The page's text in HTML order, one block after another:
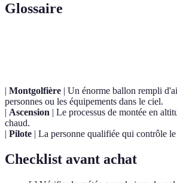
Glossaire
| Montgolfière | Un énorme ballon rempli
personnes ou les équipements dans le ciel.
| Ascension | Le processus de montée en
chaud.
| Pilote | La personne qualifiée qui contrôle
Checklist avant achat